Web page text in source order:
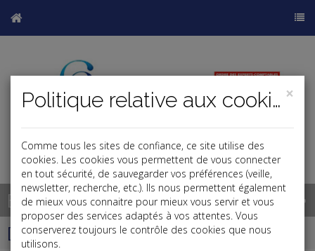
Base documentaire
Dépêches
×
Politique relative aux cookies
Comme tous les sites de confiance, ce site utilise des
cookies. Les cookies vous permettent de vous connecter
en tout sécurité, de sauvegarder vos préférences (veille,
newsletter, recherche, etc.). Ils nous permettent également
de mieux vous connaitre pour mieux vous servir et vous
proposer des services adaptés à vos attentes. Vous
conserverez toujours le contrôle des cookies que nous
utilisons.